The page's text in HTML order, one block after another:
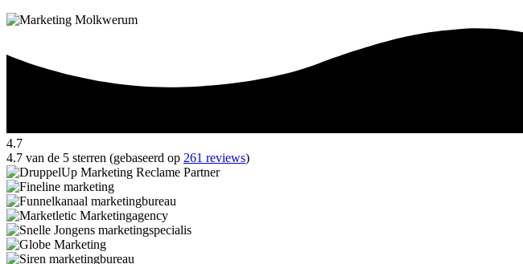
4.7
4.7 van de 5 sterren (gebaseerd op 261 reviews)